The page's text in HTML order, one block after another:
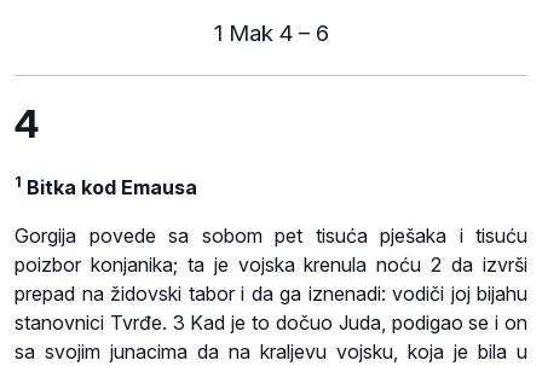
1 Mak 4 – 6
4
1 Bitka kod Emausa
Gorgija povede sa sobom pet tisuća pješaka i tisuću
poizbor konjanika; ta je vojska krenula noću 2 da izvrši
prepad na židovski tabor i da ga iznenadi: vodiči joj bijahu
stanovnici Tvrđe. 3 Kad je to dočuo Juda, podigao se i on
sa svojim junacima da na kraljevu vojsku, koja je bila u